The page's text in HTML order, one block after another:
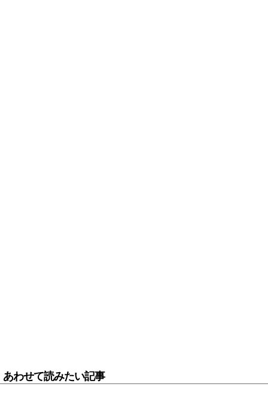
あわせて読みたい記事